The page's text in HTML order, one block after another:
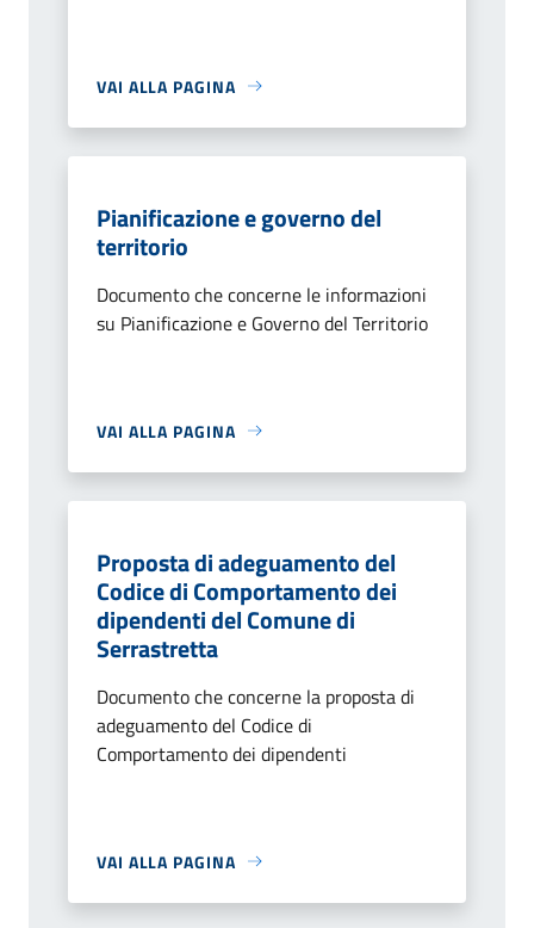
VAI ALLA PAGINA
Pianificazione e governo del
territorio
Documento che concerne le informazioni
su Pianificazione e Governo del Territorio
VAI ALLA PAGINA
Proposta di adeguamento del
Codice di Comportamento dei
dipendenti del Comune di
Serrastretta
Documento che concerne la proposta di
adeguamento del Codice di
Comportamento dei dipendenti
VAI ALLA PAGINA